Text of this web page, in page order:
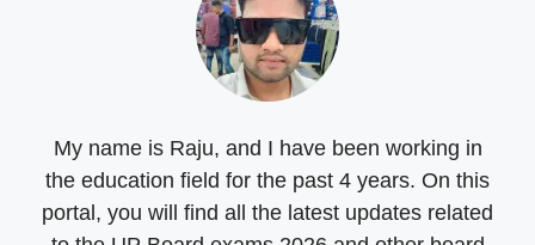
My name is Raju, and I have been working in
the education field for the past 4 years. On this
portal, you will find all the latest updates related